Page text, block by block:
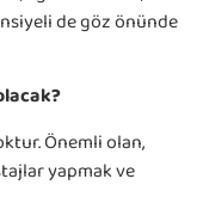
de göz önünde
Önemli olan,
yapmak ve